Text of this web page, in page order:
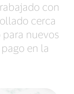
con
cerca
nuevos
en la